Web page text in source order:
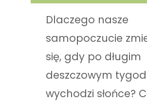
Dlaczego nasze
samopoczucie
się, gdy po długim
deszczowym
wychodzi słońce?